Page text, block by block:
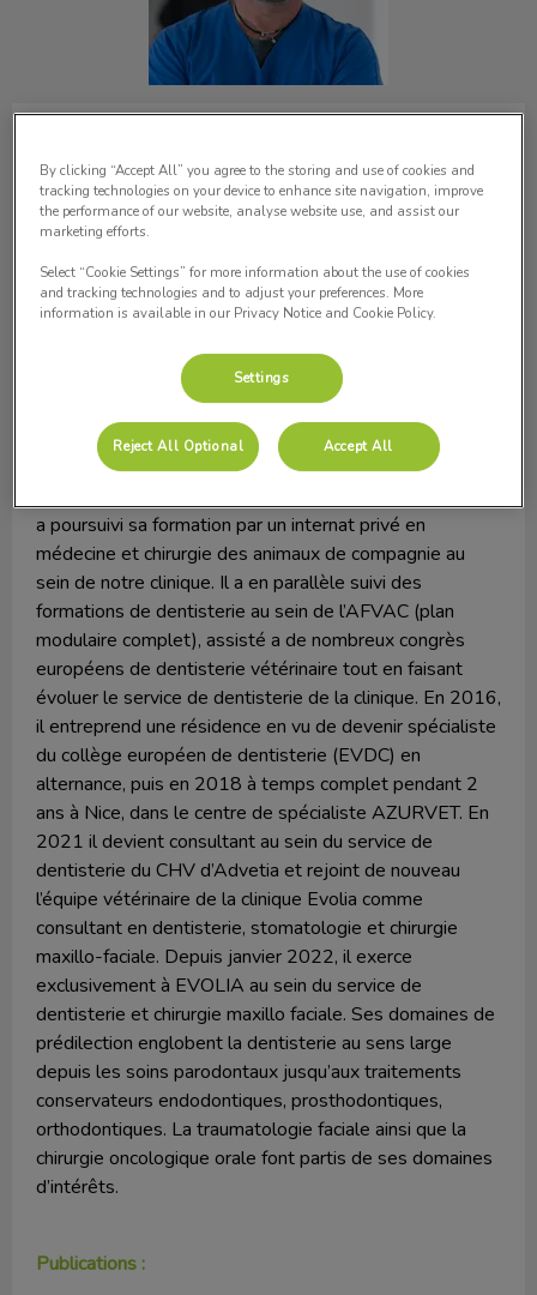
maxillo faciale
Vétérinaire (Faculté de Médecine Vétérinaire de
Licence de biologie et physiologie animale
Ancien résident du collège de dentisterie
vétérinaire (EVDC, AZURVET, Nice)
Le Docteur GAULT a été diplômé de la faculté de
a poursuivi sa formation par un internat privé en
médecine et chirurgie des animaux de compagnie au
sein de notre clinique. Il a en parallèle suivi des
formations de dentisterie au sein de l’AFVAC (plan
modulaire complet), assisté a de nombreux congrès
européens de dentisterie vétérinaire tout en faisant
évoluer le service de dentisterie de la clinique. En 2016,
il entreprend une résidence en vu de devenir spécialiste
du collège européen de dentisterie (EVDC) en
alternance, puis en 2018 à temps complet pendant 2
ans à Nice, dans le centre de spécialiste AZURVET. En
2021 il devient consultant au sein du service de
dentisterie du CHV d’Advetia et rejoint de nouveau
l’équipe vétérinaire de la clinique Evolia comme
consultant en dentisterie, stomatologie et chirurgie
maxillo-faciale. Depuis janvier 2022, il exerce
exclusivement à EVOLIA au sein du service de
dentisterie et chirurgie maxillo faciale. Ses domaines de
prédilection englobent la dentisterie au sens large
depuis les soins parodontaux jusqu’aux traitements
conservateurs endodontiques, prosthodontiques,
orthodontiques. La traumatologie faciale ainsi que la
chirurgie oncologique orale font partis de ses domaines
d’intérêts.
Publications :
By clicking “Accept All” you agree to the storing and use of cookies and
tracking technologies on your device to enhance site navigation, improve
the performance of our website, analyse website use, and assist our
marketing efforts.
Select “Cookie Settings” for more information about the use of cookies
and tracking technologies and to adjust your preferences. More
information is available in our Privacy Notice and Cookie Policy.
Settings
Reject All Optional Accept All